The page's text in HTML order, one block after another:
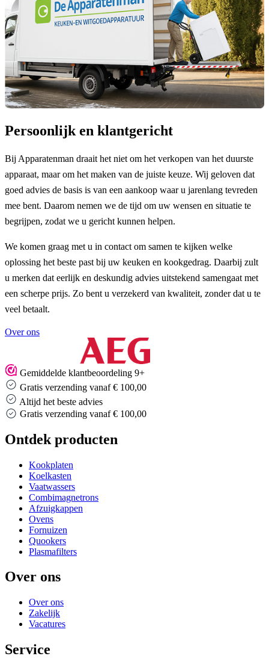
Persoonlijk en klantgericht
Bij Apparatenman draait het niet om het verkopen van het duurste
apparaat, maar om het maken van de juiste keuze. Wij geloven dat
goed advies de basis is van een aankoop waar u jarenlang tevreden
mee bent. Daarom nemen we de tijd om uw wensen en situatie te
begrijpen, zodat we u gericht kunnen helpen.
We komen graag met u in contact om samen te kijken welke
oplossing het beste past bij uw keuken en kookgedrag. Daarbij zult
u merken dat eerlijk en deskundig advies uitstekend samengaat met
een scherpe prijs. Zo bent u verzekerd van kwaliteit, zonder dat u te
veel betaalt.
Over ons
… Gemiddelde klantbeoordeling 9+
Gratis verzending vanaf € 100,00
Altijd het beste advies
Altijd het beste advies
Ontdek producten
Kookplaten
Koelkasten
Vaatwassers
Combimagnetrons
Afzuigkappen
Ovens
Fornuizen
Quookers
Plasmafilters
Over ons
Over ons
Zakelijk
Vacatures
Service